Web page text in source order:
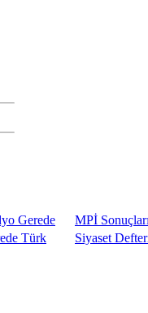
Gerede
MPİ
Türk Siyaset